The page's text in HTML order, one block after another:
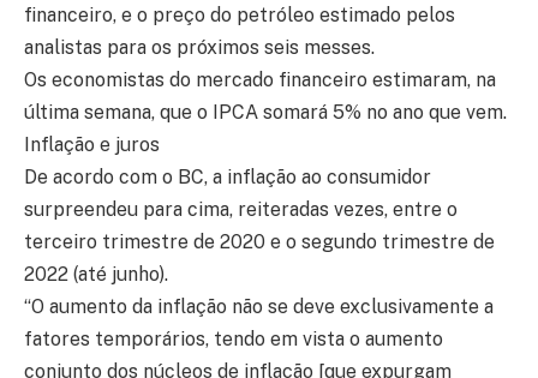
financeiro, e o preço do petróleo estimado pelos
analistas para os próximos seis messes.
Os economistas do mercado financeiro estimaram, na
última semana, que o IPCA somará 5% no ano que vem.
Inflação e juros
De acordo com o BC, a inflação ao consumidor
surpreendeu para cima, reiteradas vezes, entre o
terceiro trimestre de 2020 e o segundo trimestre de
2022 (até junho).
“O aumento da inflação não se deve exclusivamente a
fatores temporários, tendo em vista o aumento
conjunto dos núcleos de inflação [que expurgam